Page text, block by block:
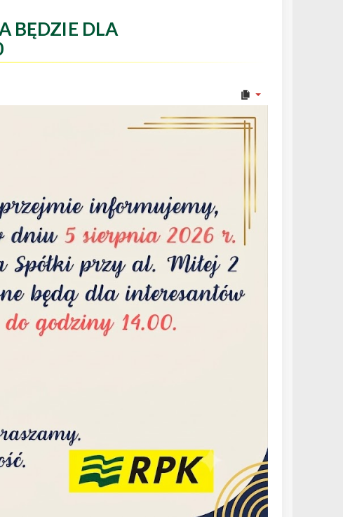
BĘDZIE DLA